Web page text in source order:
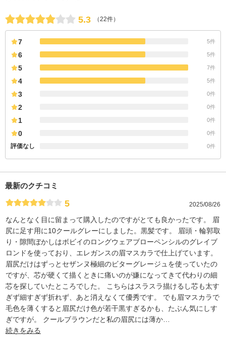
5.3 （22件）
7 5件
6 5件
5 7件
4 5件
3 0件
2 0件
1 0件
0 0件
評価なし 0件
最新のクチコミ
5 2025/08/26
なんとなく目に留まって購入したのですがとても良かったです。 眉
尻に足す用に10クールグレーにしました。黒髪です。 眉頭・輪郭取
り・隙間ぼかしはボビイのロングウェアブローペンシルのグレイブ
ロンドを使っており、エレガンスの眉マスカラで仕上げています。
眉尻だけはずっとセザンヌ極細のビターグレージュを使っていたの
ですが、芯が硬くて描くときに痛いのが嫌になってきて代わりの細
芯を探していたところでした。 こちらはスラスラ描けるし芯も太す
ぎず細すぎず折れず、あと消えなくて優秀です。 でも眉マスカラで
毛色を薄くすると眉尻だけ色が若干黒すぎるかも、たぶん気にしす
ぎですが。 クールブラウンだと私の眉尻には薄か
続きをみる